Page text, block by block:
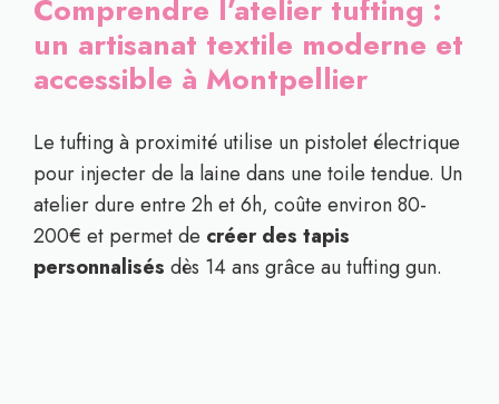
Comprendre l’atelier tufting :
un artisanat textile moderne et
accessible à Montpellier
Le tufting à proximité utilise un pistolet électrique
pour injecter de la laine dans une toile tendue. Un
atelier dure entre 2h et 6h, coûte environ 80-
200€ et permet de créer des tapis
personnalisés dès 14 ans grâce au tufting gun.